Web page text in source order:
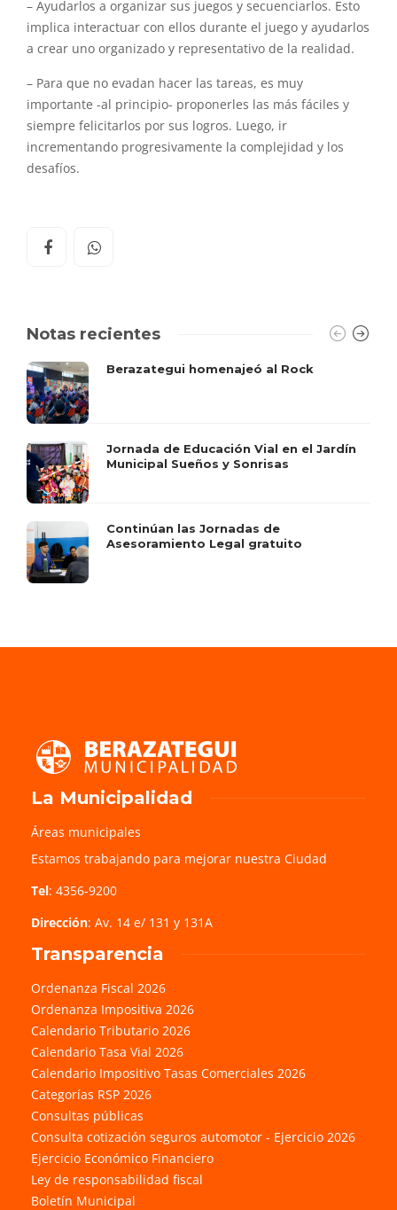
– Ayudarlos a organizar sus juegos y secuenciarlos. Esto
implica interactuar con ellos durante el juego y ayudarlos
a crear uno organizado y representativo de la realidad.
– Para que no evadan hacer las tareas, es muy
importante -al principio- proponerles las más fáciles y
siempre felicitarlos por sus logros. Luego, ir
incrementando progresivamente la complejidad y los
desafíos.
Notas recientes
Berazategui homenajeó al Rock
Jornada de Educación Vial en el Jardín
Municipal Sueños y Sonrisas
Continúan las Jornadas de
Asesoramiento Legal gratuito
La Municipalidad
Áreas municipales
Estamos trabajando para mejorar nuestra Ciudad
Tel: 4356-9200
Dirección: Av. 14 e/ 131 y 131A
Transparencia
Ordenanza Fiscal 2026
Ordenanza Impositiva 2026
Calendario Tributario 2026
Calendario Tasa Vial 2026
Calendario Impositivo Tasas Comerciales 2026
Categorías RSP 2026
Consultas públicas
Consulta cotización seguros automotor - Ejercicio 2026
Ejercicio Económico Financiero
Ley de responsabilidad fiscal
Boletín Municipal